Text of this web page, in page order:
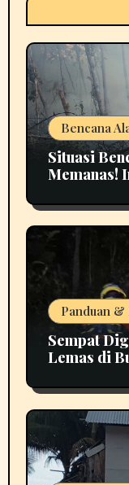
Bencana
Situasi
Memanas!
Panduan &
Sempat
Lemas di